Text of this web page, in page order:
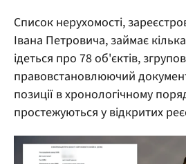
Список нерухомості,
Івана Петровича, займає
ідеться про 78 об'єктів,
правовстановлюючий
позиції в хронологічному
простежуються у відкритих